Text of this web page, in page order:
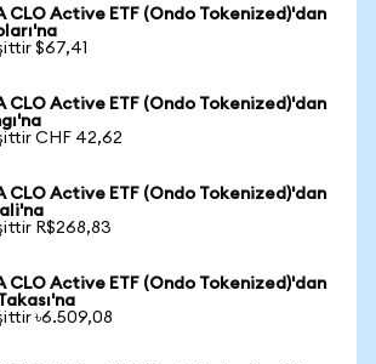
CLO Active ETF (Ondo Tokenized)'dan
$67,41
CLO Active ETF (Ondo Tokenized)'dan
CHF 42,62
CLO Active ETF (Ondo Tokenized)'dan
R$268,83
CLO Active ETF (Ondo Tokenized)'dan
৳6.509,08